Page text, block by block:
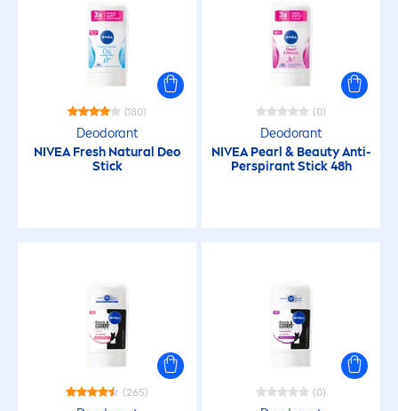
Fresh Ocean
Fresh Summer
Men Sensitive
Pearl & Beauty
(180)
Deodorant
NIVEA Fresh Natural Deo
Stick
(0)
Deodorant
NIVEA Pearl & BeautyAnti-
Perspirant Stick 48h
(265) (0)